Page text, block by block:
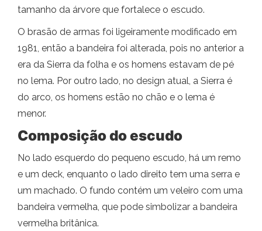
tamanho da árvore que fortalece o escudo.
O brasão de armas foi ligeiramente modificado em
1981, então a bandeira foi alterada, pois no anterior a
era da Sierra da folha e os homens estavam de pé
no lema. Por outro lado, no design atual, a Sierra é
do arco, os homens estão no chão e o lema é
menor.
Composição do escudo
No lado esquerdo do pequeno escudo, há um remo
e um deck, enquanto o lado direito tem uma serra e
um machado. O fundo contém um veleiro com uma
bandeira vermelha, que pode simbolizar a bandeira
vermelha britânica.